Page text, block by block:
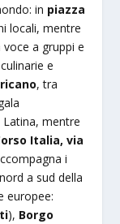
in piazza
locali, mentre
voce a gruppi e
e
, tra
Latina, mentre
Italia, via
i
a sud della
europee:
), Borgo